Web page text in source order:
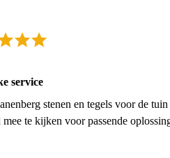
service
stenen en tegels voor de
te kijken voor passende